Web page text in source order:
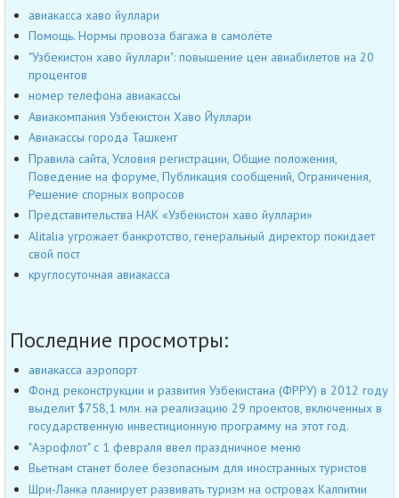
авиакасса хаво йуллари
Помощь. Нормы провоза багажа в самолёте
"Узбекистон хаво йуллари": повышение цен авиабилетов на 20
процентов
номер телефона авиакассы
Авиакомпания Узбекистон Хаво Йуллари
Авиакассы города Ташкент
Правила сайта, Условия регистрации, Общие положения,
Поведение на форуме, Публикация сообщений, Ограничения,
Решение спорных вопросов
Представительства НАК «Узбекистон хаво йуллари»
Alitalia угрожает банкротство, генеральный директор покидает
свой пост
круглосуточная авиакасса
Последние просмотры:
авиакасса аэропорт
Фонд реконструкции и развития Узбекистана (ФРРУ) в 2012 году
выделит $758,1 млн. на реализацию 29 проектов, включенных в
государственную инвестиционную программу на этот год.
"Аэрофлот" с 1 февраля ввел праздничное меню
Вьетнам станет более безопасным для иностранных туристов
Шри-Ланка планирует развивать туризм на островах Калпитии